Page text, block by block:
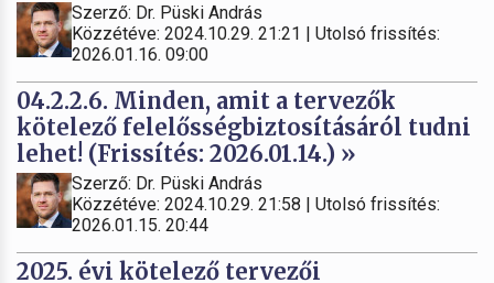
Szerző: Dr. Püski András
Közzétéve: 2024.10.29. 21:21 | Utolsó frissítés:
2026.01.16. 09:00
04.2.2.6. Minden, amit a tervezők
kötelező felelősségbiztosításáról tudni
lehet! (Frissítés: 2026.01.14.) »
Szerző: Dr. Püski András
Közzétéve: 2024.10.29. 21:58 | Utolsó frissítés:
2026.01.15. 20:44
2025. évi kötelező tervezői